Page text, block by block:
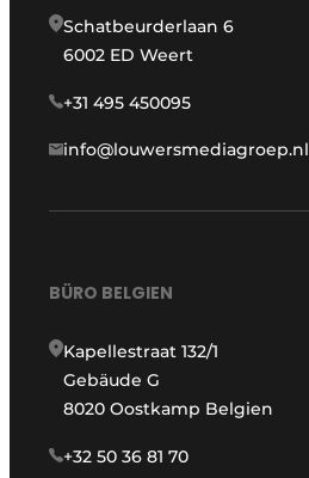
Schatbeurderlaan 6
6002 ED Weert
+31 495 450095
info@louwersmediagroep.nl
BÜRO BELGIEN
Kapellestraat 132/1
Gebäude G
8020 Oostkamp Belgien
+32 50 36 81 70